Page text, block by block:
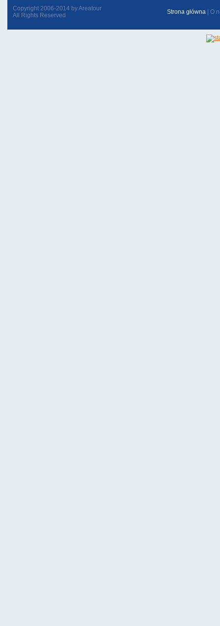
Copyright 2006-2014 by Areatour
All Rights Reserved
Strona główna O